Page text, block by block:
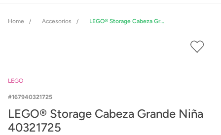
Accesorios LEGO® Storage Cabeza Grande Niña 40321725
LEGO
167940321725
LEGO® Storage Cabeza Grande Niña
40321725